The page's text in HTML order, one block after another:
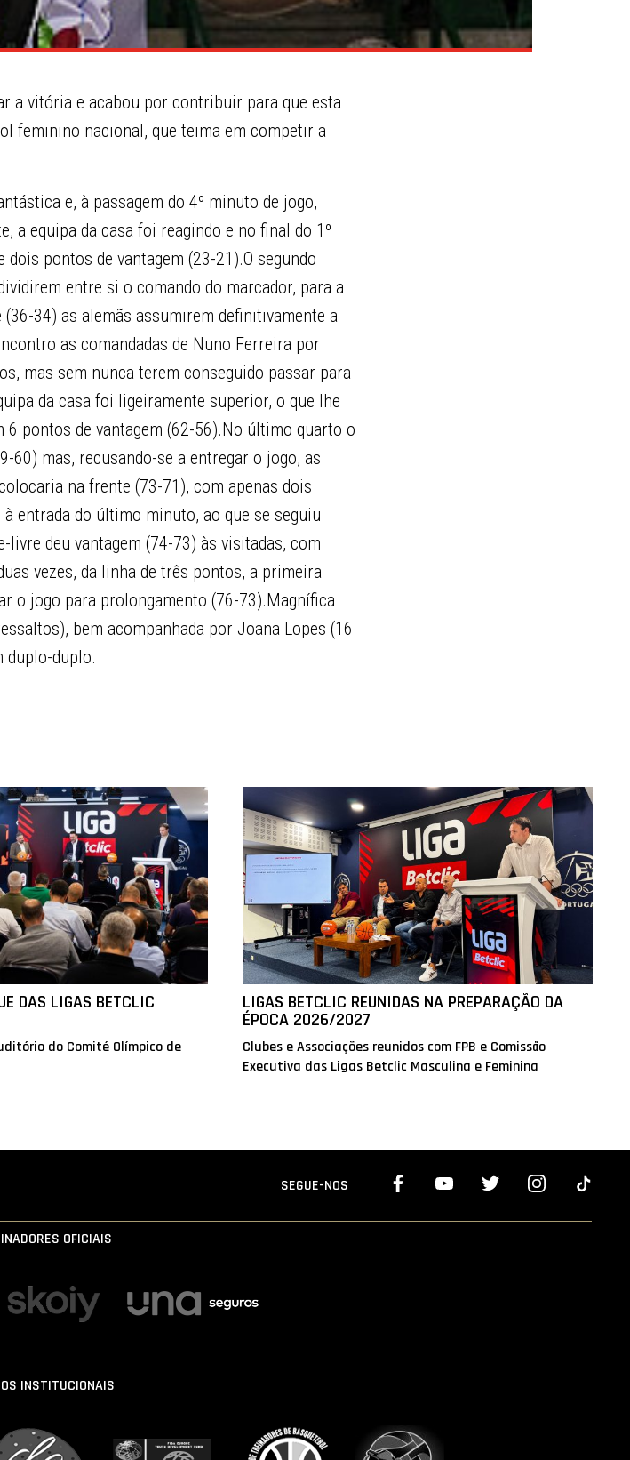
a vitória e acabou por contribuir para que esta
feminino nacional, que teima em competir a
e, à passagem do 4º minuto de jogo,
a equipa da casa foi reagindo e no final do 1º
pontos de vantagem (23-21).O segundo
entre si o comando do marcador, para a
34) as alemãs assumirem definitivamente a
as comandadas de Nuno Ferreira por
mas sem nunca terem conseguido passar para
da casa foi ligeiramente superior, o que lhe
pontos de vantagem (62-56).No último quarto o
60) mas, recusando-se a entregar o jogo, as
na frente (73-71), com apenas dois
entrada do último minuto, ao que se seguiu
deu vantagem (74-73) às visitadas, com
vezes, da linha de três pontos, a primeira
o jogo para prolongamento (76-73).Magnífica
bem acompanhada por Joana Lopes (16
duplo-duplo.
DAS LIGAS BETCLIC
do Comité Olímpico de
LIGAS BETCLIC REUNIDAS NA PREPARAÇÃO DA
ÉPOCA 2026/2027
Clubes e Associações reunidos com FPB e Comissão
Executiva das Ligas Betclic Masculina e Feminina
SEGUE-NOS
OFICIAIS
INSTITUCIONAIS